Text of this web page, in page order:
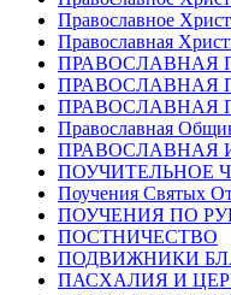
Православное
Православная
ПРАВОСЛАВНАЯ
ПРАВОСЛАВНАЯ
ПРАВОСЛАВНАЯ
Православная
ПРАВОСЛАВНАЯ
ПОУЧИТЕЛЬНОЕ
Поучения Святых
ПОУЧЕНИЯ ПО
ПОСТНИЧЕСТВО
ПОДВИЖНИКИ
ПАСХАЛИЯ И